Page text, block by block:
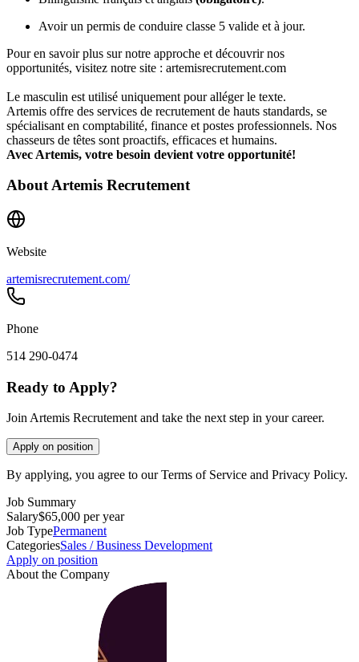
Avoir un permis de conduire classe 5 valide et à jour.
Pour en savoir plus sur notre approche et découvrir nos
opportunités, visitez notre site : artemisrecrutement.com
Le masculin est utilisé uniquement pour alléger le texte.
Artemis offre des services de recrutement de hauts standards, se
spécialisant en comptabilité, finance et postes professionnels. Nos
chasseurs de têtes sont proactifs, efficaces et humains.
Avec Artemis, votre besoin devient votre opportunité!
AboutArtemis Recrutement
Website
artemisrecrutement.com/
Phone
514 290-0474
Ready to Apply?
Join Artemis Recrutement and take the next step in your career.
Apply on position
By applying, you agree to our Terms of Service and Privacy Policy.
Job Summary
Salary$65,000 per year
Job TypePermanent
CategoriesSales / Business Development
Apply on position
About the Company